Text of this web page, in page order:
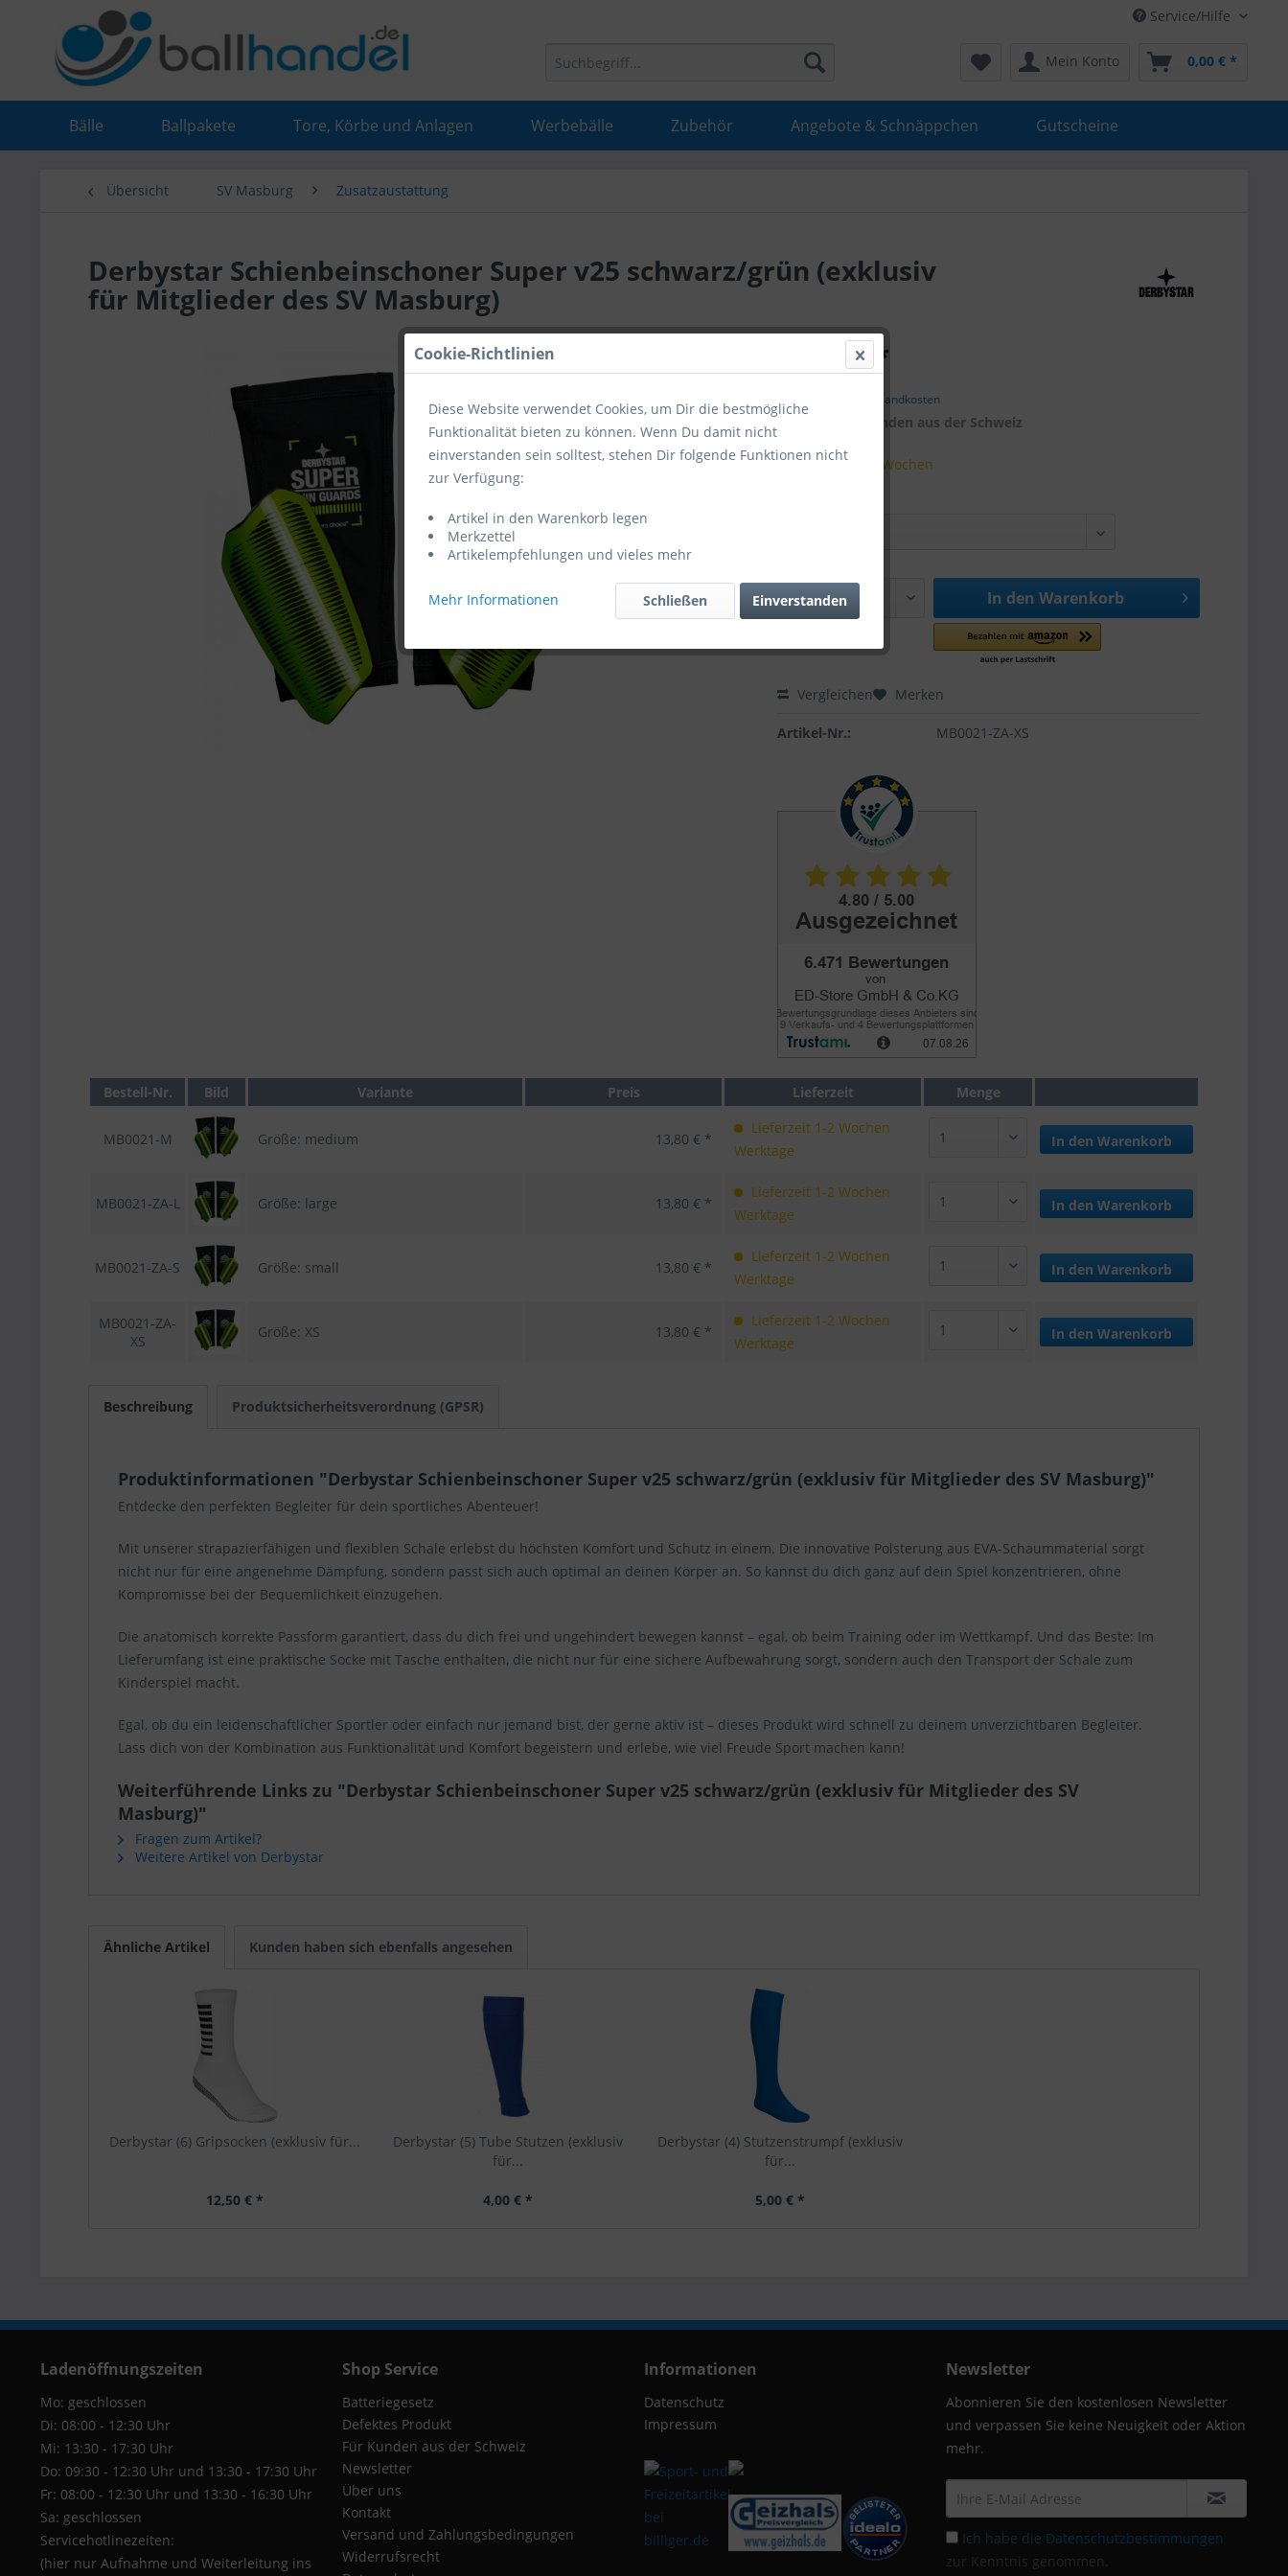
Service/Hilfe
Mein Konto 0,00 € *
Bälle Ballpakete Tore, Körbe und Anlagen Werbebälle Zubehör Angebote & Schnäppchen Gutscheine
Übersicht SV Masburg Zusatzaustattung
Derbystar Schienbeinschoner Super v25 schwarz/grün (exklusiv
für Mitglieder des SV Masburg)
13,80 € *
inkl. Versandkosten
Kunden aus der Schweiz
Lieferzeit 1-2 Wochen
In den Warenkorb
Vergleichen Merken
Artikel-Nr.: MB0021-ZA-XS
Bestell-Nr. Bild Variante Preis Lieferzeit Menge
MB0021-M Größe: medium 13,80 € *
Lieferzeit 1-2 Wochen
Werktage
In den Warenkorb
MB0021-ZA-L Größe: large 13,80 € *
Lieferzeit 1-2 Wochen
Werktage
In den Warenkorb
MB0021-ZA-S Größe: small 13,80 € *
Lieferzeit 1-2 Wochen
Werktage
In den Warenkorb
MB0021-ZA-
XS
Größe: XS 13,80 € *
Lieferzeit 1-2 Wochen
Werktage
In den Warenkorb
Beschreibung Produktsicherheitsverordnung (GPSR)
Produktinformationen "Derbystar Schienbeinschoner Super v25 schwarz/grün (exklusiv für Mitglieder des SV Masburg)"
Entdecke den perfekten Begleiter für dein sportliches Abenteuer!
Mit unserer strapazierfähigen und flexiblen Schale erlebst du höchsten Komfort und Schutz in einem. Die innovative Polsterung aus EVA-Schaummaterial sorgt
nicht nur für eine angenehme Dämpfung, sondern passt sich auch optimal an deinen Körper an. So kannst du dich ganz auf dein Spiel konzentrieren, ohne
Kompromisse bei der Bequemlichkeit einzugehen.
Die anatomisch korrekte Passform garantiert, dass du dich frei und ungehindert bewegen kannst – egal, ob beim Training oder im Wettkampf. Und das Beste: Im
Lieferumfang ist eine praktische Socke mit Tasche enthalten, die nicht nur für eine sichere Aufbewahrung sorgt, sondern auch den Transport der Schale zum
Kinderspiel macht.
Egal, ob du ein leidenschaftlicher Sportler oder einfach nur jemand bist, der gerne aktiv ist – dieses Produkt wird schnell zu deinem unverzichtbaren Begleiter.
Lass dich von der Kombination aus Funktionalität und Komfort begeistern und erlebe, wie viel Freude Sport machen kann!
Weiterführende Links zu "Derbystar Schienbeinschoner Super v25 schwarz/grün (exklusiv für Mitglieder des SV
Masburg)"
Fragen zum Artikel?
Weitere Artikel von Derbystar
Ähnliche Artikel Kunden haben sich ebenfalls angesehen
Derbystar (6) Gripsocken (exklusiv für...
12,50 € *
Derbystar (5) Tube Stutzen (exklusiv
für...
4,00 € *
Derbystar (4) Stutzenstrumpf (exklusiv
für...
5,00 € *
Ladenöffnungszeiten
Mo: geschlossen
Di: 08:00 - 12:30 Uhr
Mi: 13:30 - 17:30 Uhr
Do: 09:30 - 12:30 Uhr und 13:30 - 17:30 Uhr
Fr: 08:00 - 12:30 Uhr und 13:30 - 16:30 Uhr
Sa: geschlossen
Servicehotlinezeiten:
(hier nur Aufnahme und Weiterleitung ins
Shop Service
Batteriegesetz
Defektes Produkt
Für Kunden aus der Schweiz
Newsletter
Über uns
Kontakt
Versand und Zahlungsbedingungen
Widerrufsrecht
Informationen
Datenschutz
Impressum
Newsletter
Abonnieren Sie den kostenlosen Newsletter
und verpassen Sie keine Neuigkeit oder Aktion
mehr.
Ich habe die Datenschutzbestimmungen
zur Kenntnis genommen.
Cookie-Richtlinien
Diese Website verwendet Cookies, um Dir die bestmögliche
Funktionalität bieten zu können. Wenn Du damit nicht
einverstanden sein solltest, stehen Dir folgende Funktionen nicht
zur Verfügung:
Artikel in den Warenkorb legen
Merkzettel
Artikelempfehlungen und vieles mehr
Mehr Informationen Einverstanden
Schließen